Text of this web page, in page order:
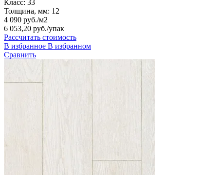
Класс: 33
Толщина, мм: 12
4 090 руб./м2
6 053,20 руб./упак
Рассчитать стоимость
В избранное В избранном
Сравнить